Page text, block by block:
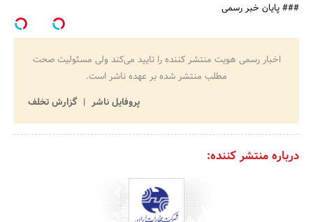
### پایان خبر رسمی
اخبار رسمی هویت منتشر کننده را تایید می‌کند ولی مسئولیت صحت
مطلب منتشر شده بر عهده ناشر است.
پروفایل ناشر
گزارش تخلف
درباره منتشر کننده: